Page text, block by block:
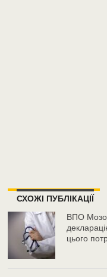
СХОЖІ ПУБЛІКАЦІЇ
ВПО
цього